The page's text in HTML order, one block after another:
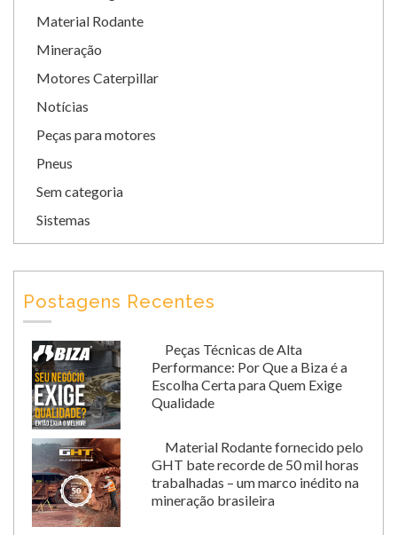
Material Rodante
Mineração
Motores Caterpillar
Notícias
Peças para motores
Pneus
Sem categoria
Sistemas
Postagens Recentes
Peças Técnicas de Alta
Performance: Por Que a Biza é a
Escolha Certa para Quem Exige
Qualidade
Material Rodante fornecido pelo
GHT bate recorde de 50 mil horas
trabalhadas – um marco inédito na
mineração brasileira